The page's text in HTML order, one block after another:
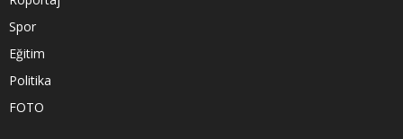
Spor
Eğitim
Politika
FOTO